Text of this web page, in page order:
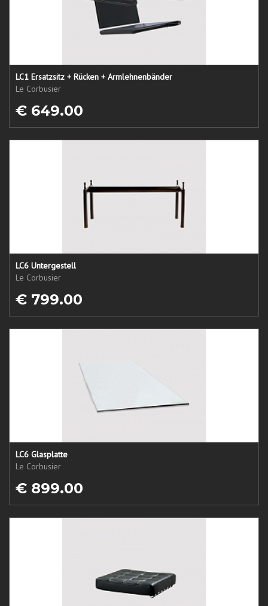
LC1 Ersatzsitz + Rücken + Armlehnenbänder
Le Corbusier
€ 649.00
LC6 Untergestell
Le Corbusier
€ 799.00
LC6 Glasplatte
Le Corbusier
€ 899.00